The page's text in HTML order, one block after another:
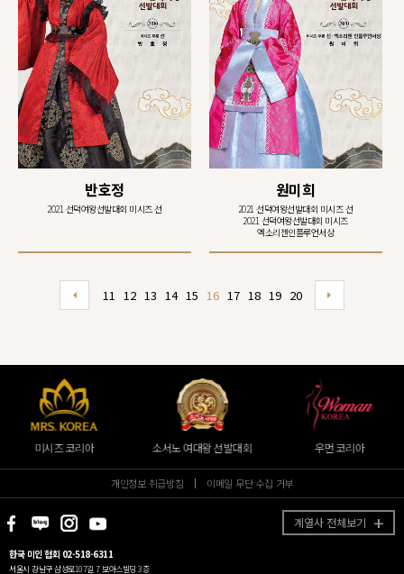
반호정
2021 선덕여왕선발대회 미시즈 선
원미희
2021 선덕여왕선발대회 미시즈 선
2021 선덕여왕선발대회 미시즈
엑소리젠인플루언서상
11 12 13 14 15 16 17 18 19 20
미시즈 코리아 소서노 여대왕 선발대회 우먼 코리아
개인정보 취급방침 이메일 무단 수집 거부
계열사 전체보기
한국 미인 협회 02-518-6311
서울시 강남구 삼성로107길 7 보아스빌딩 3층